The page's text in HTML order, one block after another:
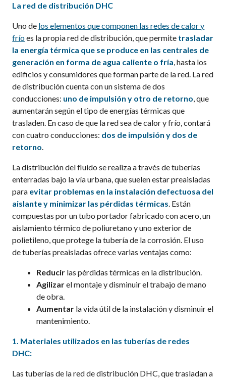
La red de distribución DHC
Uno de los elementos que componen las redes de calor y
fríoes la propia red de distribución, que permite trasladar
la energía térmica que se produce en las centrales de
generación en forma de agua caliente o fría, hasta los
edificios y consumidores que forman parte de la red. La red
de distribución cuenta con un sistema de dos
conducciones: uno de impulsión y otro de retorno, que
aumentarán según el tipo de energías térmicas que
trasladen. En caso de que la red sea de calor y frío, contará
con cuatro conducciones: dos de impulsión y dos de
retorno.
La distribución del fluido se realiza a través de tuberías
enterradas bajo la vía urbana, que suelen estar preaisladas
para evitar problemas en la instalación defectuosa del
aislante y minimizar las pérdidas térmicas. Están
compuestas por un tubo portador fabricado con acero, un
aislamiento térmico de poliuretano y uno exterior de
polietileno, que protege la tubería de la corrosión. El uso
de tuberías preaisladas ofrece varias ventajas como:
Reducir las pérdidas térmicas en la distribución.
Agilizarel montaje y disminuir el trabajo de mano
de obra.
Aumentar la vida útil de la instalación y disminuir el
mantenimiento.
1. Materiales utilizados en las tuberías de redes
DHC:
Las tuberías de la red de distribución DHC, que trasladan a